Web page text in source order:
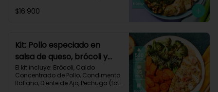
Zanahoria, Zucchini Verde, Receta
Proteínas 35g
$16.900
Kit: Pollo especiado en
salsa de queso, brócoli y
zanahorias asadas-77
El kit incluye: Brócoli, Caldo
Concentrado de Pollo, Condimento
Italiano, Diente de Ajo, Pechuga (foto